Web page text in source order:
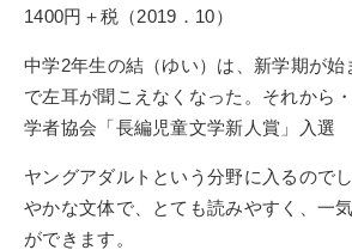
1400円＋税（2019 ． 10）
中学2年生の結（ゆい）は、新学期が
で左耳が聞こえなくなった。それから
学者協会「長編児童文学新人賞」入選
ヤングアダルトという分野に入るので
やかな文体で、とても読みやすく、一
ができます。